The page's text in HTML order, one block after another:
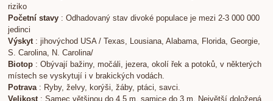
riziko
Početní stavy : Odhadovaný stav divoké populace je mezi 2-3 000 000
jedinci
Výskyt: jihovýchod USA / Texas, Lousiana, Alabama, Florida, Georgie,
S. Carolina, N. Carolina/
Biotop : Obývají bažiny, močáli, jezera, okolí řek a potoků, v některých
místech se vyskytují i v brakických vodách.
Potrava: Ryby, želvy, korýši, žáby, ptáci, savci.
Velikost: Samec většinou do 4,5 m, samice do 3 m. Největší doložená